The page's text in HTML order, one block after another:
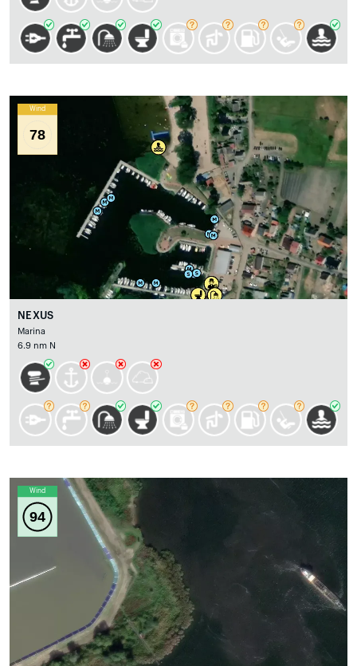
Wind
78
NEXUS
Marina
6.9 nm N
Wind
94